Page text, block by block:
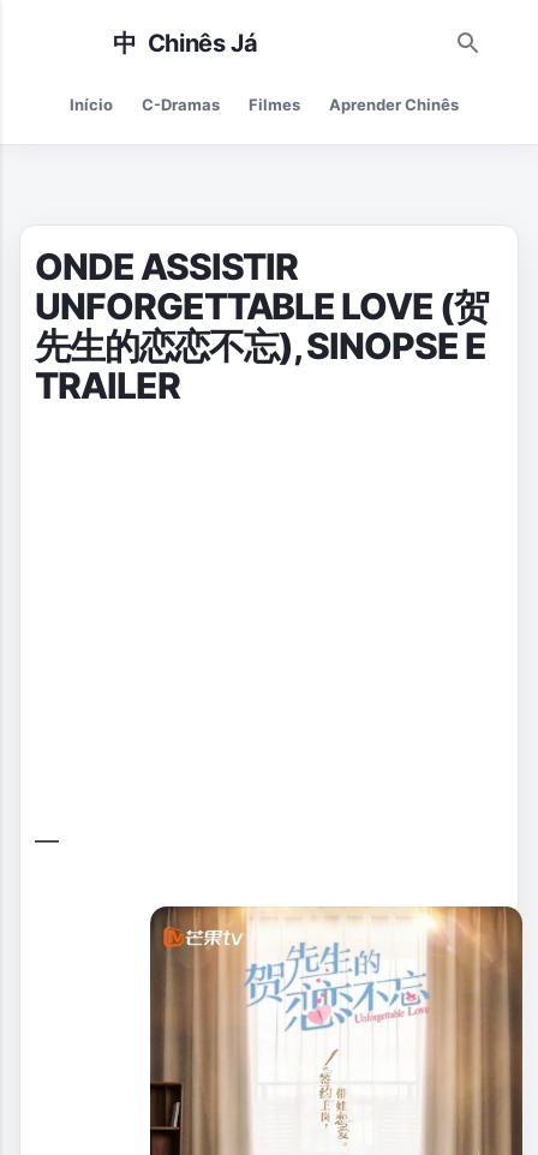
Pular para o conteúdo principal
Início C-Dramas Filmes Aprender Chinês
ONDE ASSISTIR
UNFORGETTABLE LOVE (贺
先生的恋恋不忘), SINOPSE E
TRAILER